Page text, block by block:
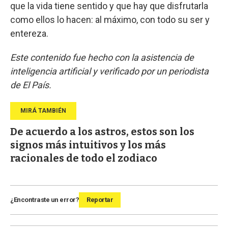
que la vida tiene sentido y que hay que disfrutarla
como ellos lo hacen: al máximo, con todo su ser y
entereza.
Este contenido fue hecho con la asistencia de
inteligencia artificial y verificado por un periodista
de El País.
De acuerdo a los astros, estos son los
signos más intuitivos y los más
racionales de todo el zodiaco
¿Encontraste un error? Reportar